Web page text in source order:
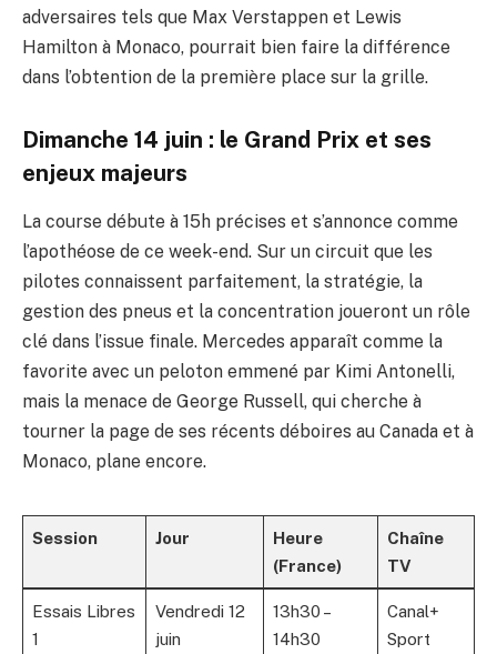
adversaires tels que Max Verstappen et Lewis
Hamilton à Monaco, pourrait bien faire la différence
dans l’obtention de la première place sur la grille.
Dimanche 14 juin : le Grand Prix et ses
enjeux majeurs
La course débute à 15h précises et s’annonce comme
l’apothéose de ce week-end. Sur un circuit que les
pilotes connaissent parfaitement, la stratégie, la
gestion des pneus et la concentration joueront un rôle
clé dans l’issue finale. Mercedes apparaît comme la
favorite avec un peloton emmené par Kimi Antonelli,
mais la menace de George Russell, qui cherche à
tourner la page de ses récents déboires au Canada et à
Monaco, plane encore.
Session Jour
Heure
(France)
Chaîne
TV
Essais Libres
1
Vendredi 12
juin
13h30 –
14h30
Canal+
Sport